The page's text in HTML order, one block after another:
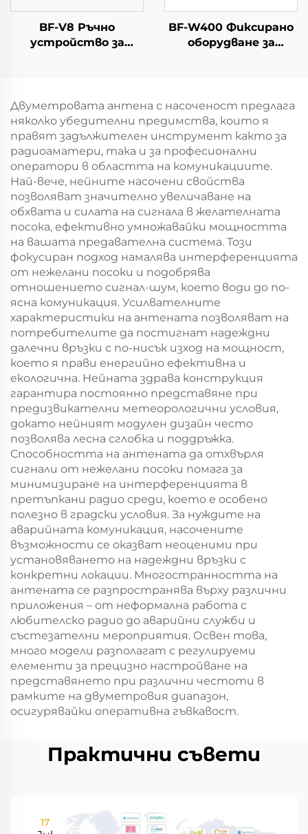
BF-V8 Ръчно
устройство за
определяне на
посоката)
BF-W400 Фиксирано
оборудване за
Двуметровата антена с насоченост предлага
няколко убедителни предимства, които я
правят задължителен инструмент както за
радиоаматери, така и за професионални
оператори в областта на комуникациите.
Най-вече, нейните насочени свойства
позволяват значително увеличаване на
обхвата и силата на сигнала в желателната
посока, ефективно умножавайки мощността
на вашата предавателна система. Този
фокусиран подход намалява интерференцията
от нежелани посоки и подобрява
отношението сигнал-шум, което води до по-
ясна комуникация. Усилвателните
характеристики на антената позволяват на
потребителите да постигнат надеждни
далечни връзки с по-нисък изход на мощност,
което я прави енергийно ефективна и
екологична. Нейната здрава конструкция
гарантира постоянно представяне при
предизвикателни метеорологични условия,
докато нейният модулен дизайн често
позволява лесна сглобка и поддръжка.
Способността на антената да отхвърля
сигнали от нежелани посоки помага за
минимизиране на интерференцията в
претъпкани радио среди, което е особено
полезно в градски условия. За нуждите на
аварийната комуникация, насочените
възможности се оказват неоценими при
установяването на надеждни връзки с
конкретни локации. Многостранността на
антената се разпространява върху различни
приложения – от неформална работа с
любителско радио до аварийни служби и
състезателни мероприятия. Освен това,
много модели разполагат с регулируеми
елементи за прецизно настройване на
представянето при различни честоти в
рамките на двуметровия диапазон,
осигурявайки оперативна гъвкавост.
Практични съвети
17